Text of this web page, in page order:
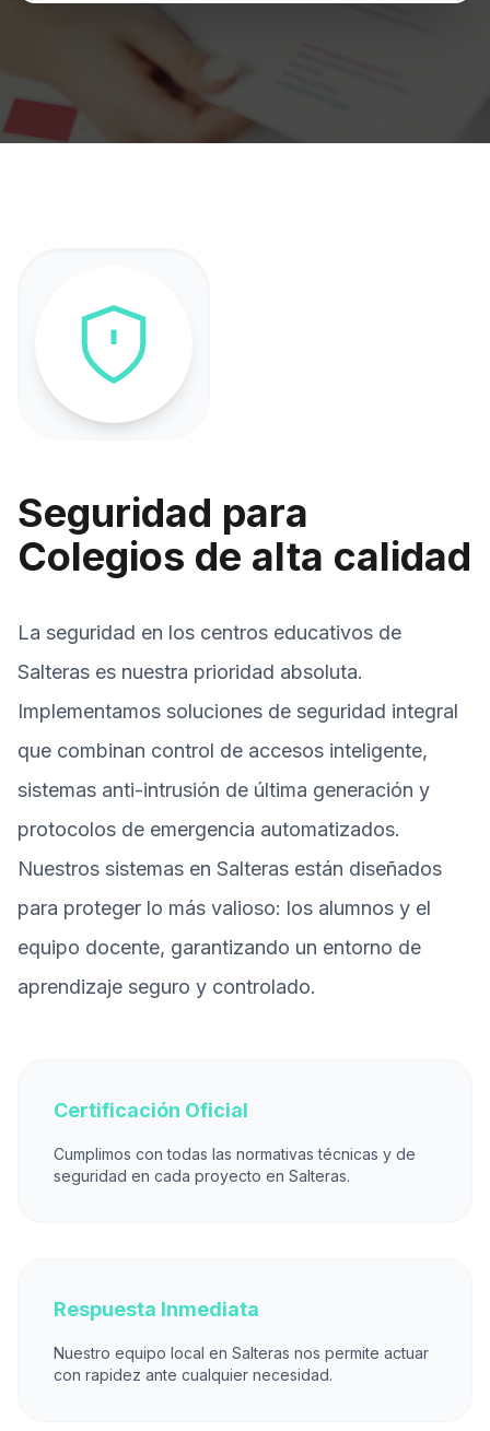
Seguridad para
Colegios de alta calidad
La seguridad en los centros educativos de
Salteras es nuestra prioridad absoluta.
Implementamos soluciones de seguridad integral
que combinan control de accesos inteligente,
sistemas anti-intrusión de última generación y
protocolos de emergencia automatizados.
Nuestros sistemas en Salteras están diseñados
para proteger lo más valioso: los alumnos y el
equipo docente, garantizando un entorno de
aprendizaje seguro y controlado.
Certificación Oficial
Cumplimos con todas las normativas técnicas y de
seguridad en cada proyecto en Salteras.
Respuesta Inmediata
Nuestro equipo local en Salteras nos permite actuar
con rapidez ante cualquier necesidad.